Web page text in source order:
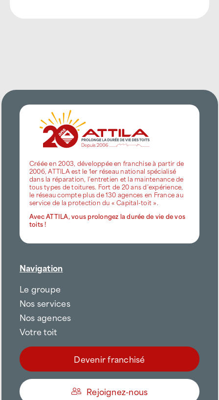
Créée en 2003, développée en franchise à partir de
2006, ATTILA est le 1er réseau national spécialisé
dans la réparation, l’entretien et la maintenance de
tous types de toitures. Fort de 20 ans d’expérience,
le réseau compte plus de 130 agences en France au
service de la protection du « Capital-toit ».
Avec ATTILA, vous prolongez la durée de vie de vos
toits !
Navigation
Le groupe
Nos services
Nos agences
Votre toit
Devenir franchisé
Rejoignez-nous